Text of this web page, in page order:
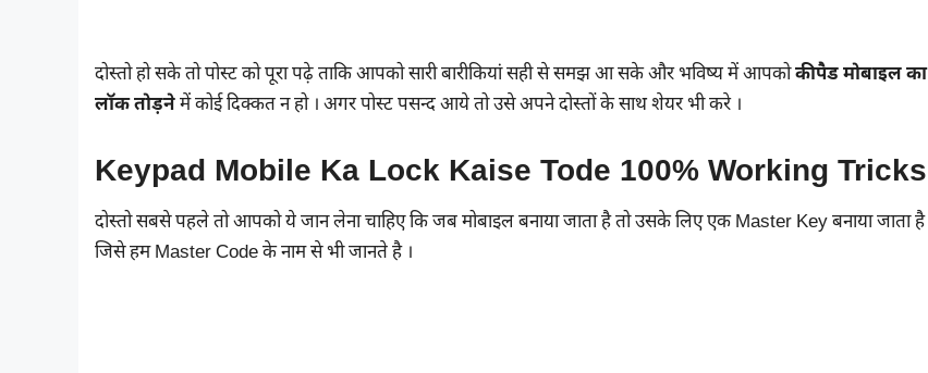
दोस्तो हो सके तो पोस्ट को पूरा पढ़े ताकि आपको सारी बारीकियां सही से समझ आ सके और भविष्य में आपकोकीपैड मोबाइल का
लॉक तोड़नेमें कोई दिक्कत न हो । अगर पोस्ट पसन्द आये तो उसे अपने दोस्तों के साथ शेयर भी करे ।
Keypad Mobile Ka Lock Kaise Tode 100% Working Tricks
दोस्तो सबसे पहले तो आपको ये जान लेना चाहिए कि जब मोबाइल बनाया जाता है तो उसके लिए एक Master Key बनाया जाता है
जिसे हम Master Code के नाम से भी जानते है ।